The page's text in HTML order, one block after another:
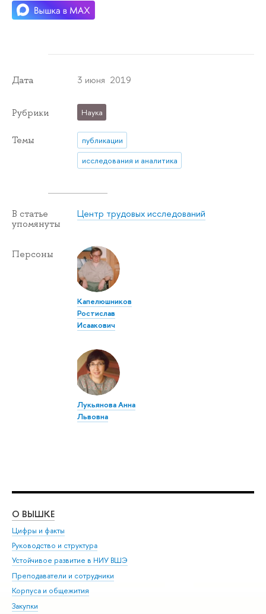
Дата 3 июня 2019
Рубрики Наука
Темы
публикации
исследования и аналитика
В статье
упомянуты
Центр трудовых исследований
Персоны
Капелюшников
Ростислав
Исаакович
Лукьянова Анна
Львовна
О ВЫШКЕ
Цифры и факты
Руководство и структура
Устойчивое развитие в НИУ ВШЭ
Преподаватели и сотрудники
Корпуса и общежития
Закупки